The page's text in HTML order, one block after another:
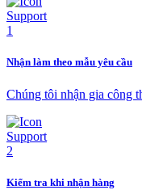
Nhận làm theo mẫu yêu cầu
Chúng tôi nhận gia công
Kiểm tra khi nhận hàng